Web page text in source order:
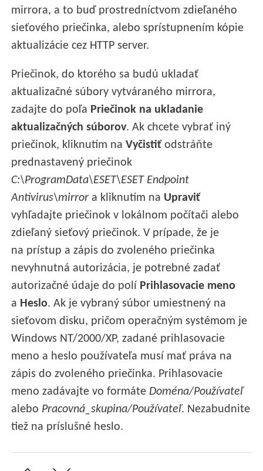
mirrora, a to buď prostredníctvom zdieľaného
sieťového priečinka, alebo sprístupnením kópie
aktualizácie cez HTTP server.
Priečinok, do ktorého sa budú ukladať
aktualizačné súbory vytváraného mirrora,
zadajte do poľa Priečinok na ukladanie
aktualizačných súborov. Ak chcete vybrať iný
priečinok, kliknutím naVyčistiť odstráňte
prednastavený priečinok
C:\ProgramData\ESET\ESET Endpoint
Antivirus\mirror a kliknutím na Upraviť
vyhľadajte priečinok v lokálnom počítači alebo
zdieľaný sieťový priečinok. V prípade, že je
na prístup a zápis do zvoleného priečinka
nevyhnutná autorizácia, je potrebné zadať
autorizačné údaje do polí Prihlasovacie meno
a Heslo. Ak je vybraný súbor umiestnený na
sieťovom disku, pričom operačným systémom je
Windows NT/2000/XP, zadané prihlasovacie
meno a heslo používateľa musí mať práva na
zápis do zvoleného priečinka. Prihlasovacie
meno zadávajte vo formáte Doména/Používateľ
alebo Pracovná_skupina/Používateľ. Nezabudnite
tiež na príslušné heslo.